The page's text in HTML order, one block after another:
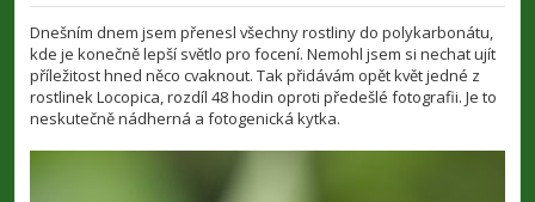
ř
í
s
p
ě
v
e
k
Dnešním dnem jsem přenesl všechny rostliny do polykarbonátu,
kde je konečně lepší světlo pro focení. Nemohl jsem si nechat ujít
příležitost hned něco cvaknout. Tak přidávám opět květ jedné z
rostlinek Locopica, rozdíl 48 hodin oproti předešlé fotografii. Je to
neskutečně nádherná a fotogenická kytka.